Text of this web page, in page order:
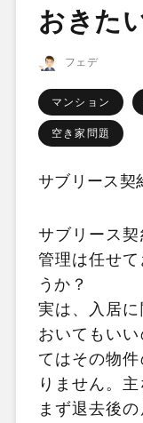
おきた
フェデ
マンション
空き家問題
サブリース契
サブリース
管理は任せ
うか？
実は、入居
おいてもい
てはその物
りません。
まず退去後